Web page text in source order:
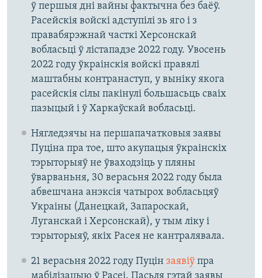
ў першыя дні вайны фактычна без баёў.
Расейскія войскі адступілі зь яго і з
правабярэжнай часткі Херсонскай
вобласьці ў лістападзе 2022 году. Увосень
2022 году ўкраінскія войскі правялі
маштабны контранаступ, у выніку якога
расейскія сілы пакінулі большасьць сваіх
пазыцый і ў Харкаўскай вобласьці.
Нягледзячы на першапачатковыя заявы
Пуціна пра тое, што акупацыя ўкраінскіх
тэрыторыяў не ўваходзіць у пляны
ўварваньня, 30 верасьня 2022 году была
абвешчана анэксія чатырох вобласьцяў
Украіны (Данецкай, Запароскай,
Луганскай і Херсонскай), у тым ліку і
тэрыторыяў, якіх Расея не кантралявала.
21 верасьня 2022 году Пуцін заявіўпра